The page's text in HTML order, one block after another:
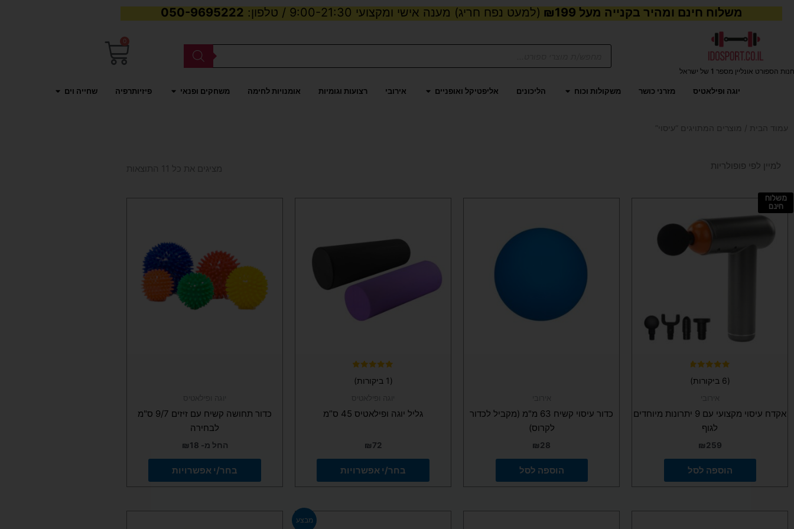
משלוח חינם ומהיר בקנייה מעל ₪199 (למעט נפח חריג) מענה אישי ומקצועי 9:00-21:30 / טלפון: 050-9695222
חנות הספורט אונליין מספר 1 של ישראל
Products
0
עגלת
יוגה ופילאטיס מזרני כושר משקולות וכוח פתח משקולות וכוח
הליכונים אליפטיקל ואופניים פתח אליפטיקל ואופניים
אירובי רצועות וגומיות אומנויות לחימה משחקים ופנאי פתח משחקים ופנאי
פיזיותרפיה שחייה וים פתח שחייה וים
עמוד הבית / מוצרים המתויגים “עיסוי”
מציגים את כל ⁦11⁩ התוצאות
משלוח
חינם
4.83
(6 ביקורות)
אקדח עיסוי מקצועי עם 9 יתרונות מיוחדים
לגוף
₪259
הוספה לסל
כדור עיסוי קשיח 63 מ"מ (מקביל לכדור
לקרוס)
₪28
הוספה לסל
5.00
(1 ביקורות)
גליל יוגה ופילאטיס 45 ס”מ
₪72
בחר/י אפשרויות
מספר
ניתן
האפשרויות
כדור תחושה קשיח עם זיזים 9/7 ס"מ
לבחירה
החל מ- ₪18
בחר/י אפשרויות
מספר
סוגים.
ניתן
לבחור
את
מבצע